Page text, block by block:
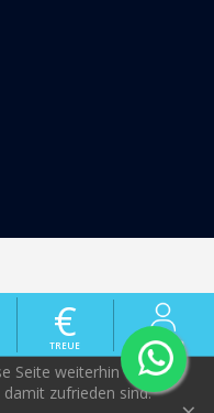
€
TREUE
Seite weiterhin
zufrieden sind.